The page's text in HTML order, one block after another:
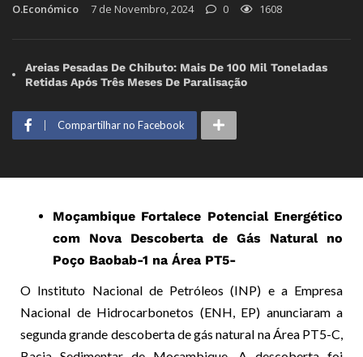
O.Económico 7 de Novembro, 2024 0 1608
Areias Pesadas De Chibuto: Mais De 100 Mil Toneladas
Retidas Após Três Meses De Paralisação
Compartilhar no Facebook
Moçambique Fortalece Potencial Energético
com Nova Descoberta de Gás Natural no
Poço Baobab-1 na Área PT5-
O Instituto Nacional de Petróleos (INP) e a Empresa
Nacional de Hidrocarbonetos (ENH, EP) anunciaram a
segunda grande descoberta de gás natural na Área PT5-C,